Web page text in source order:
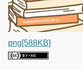
png[588KB]